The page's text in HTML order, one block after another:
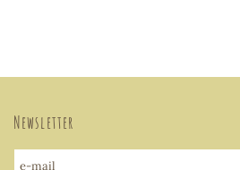
Newsletter
e-mail